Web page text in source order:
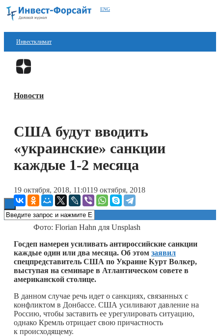
ENG
Инвестклимат
Финансы
Блокчейн
Новости
США будут вводить
«украинские» санкции
каждые 1-2 месяца
19 октября, 2018, 11:0119 октября, 2018
Фото: Florian Hahn для Unsplash
Госдеп намерен усиливать антироссийские санкции
каждые один или два месяца. Об этом заявил
спецпредставитель США по Украине Курт Волкер,
выступая на семинаре в Атлантическом совете в
американской столице.
В данном случае речь идет о санкциях, связанных с
конфликтом в Донбассе. США усиливают давление на
Россию, чтобы заставить ее урегулировать ситуацию,
однако Кремль отрицает свою причастность
к происходящему.